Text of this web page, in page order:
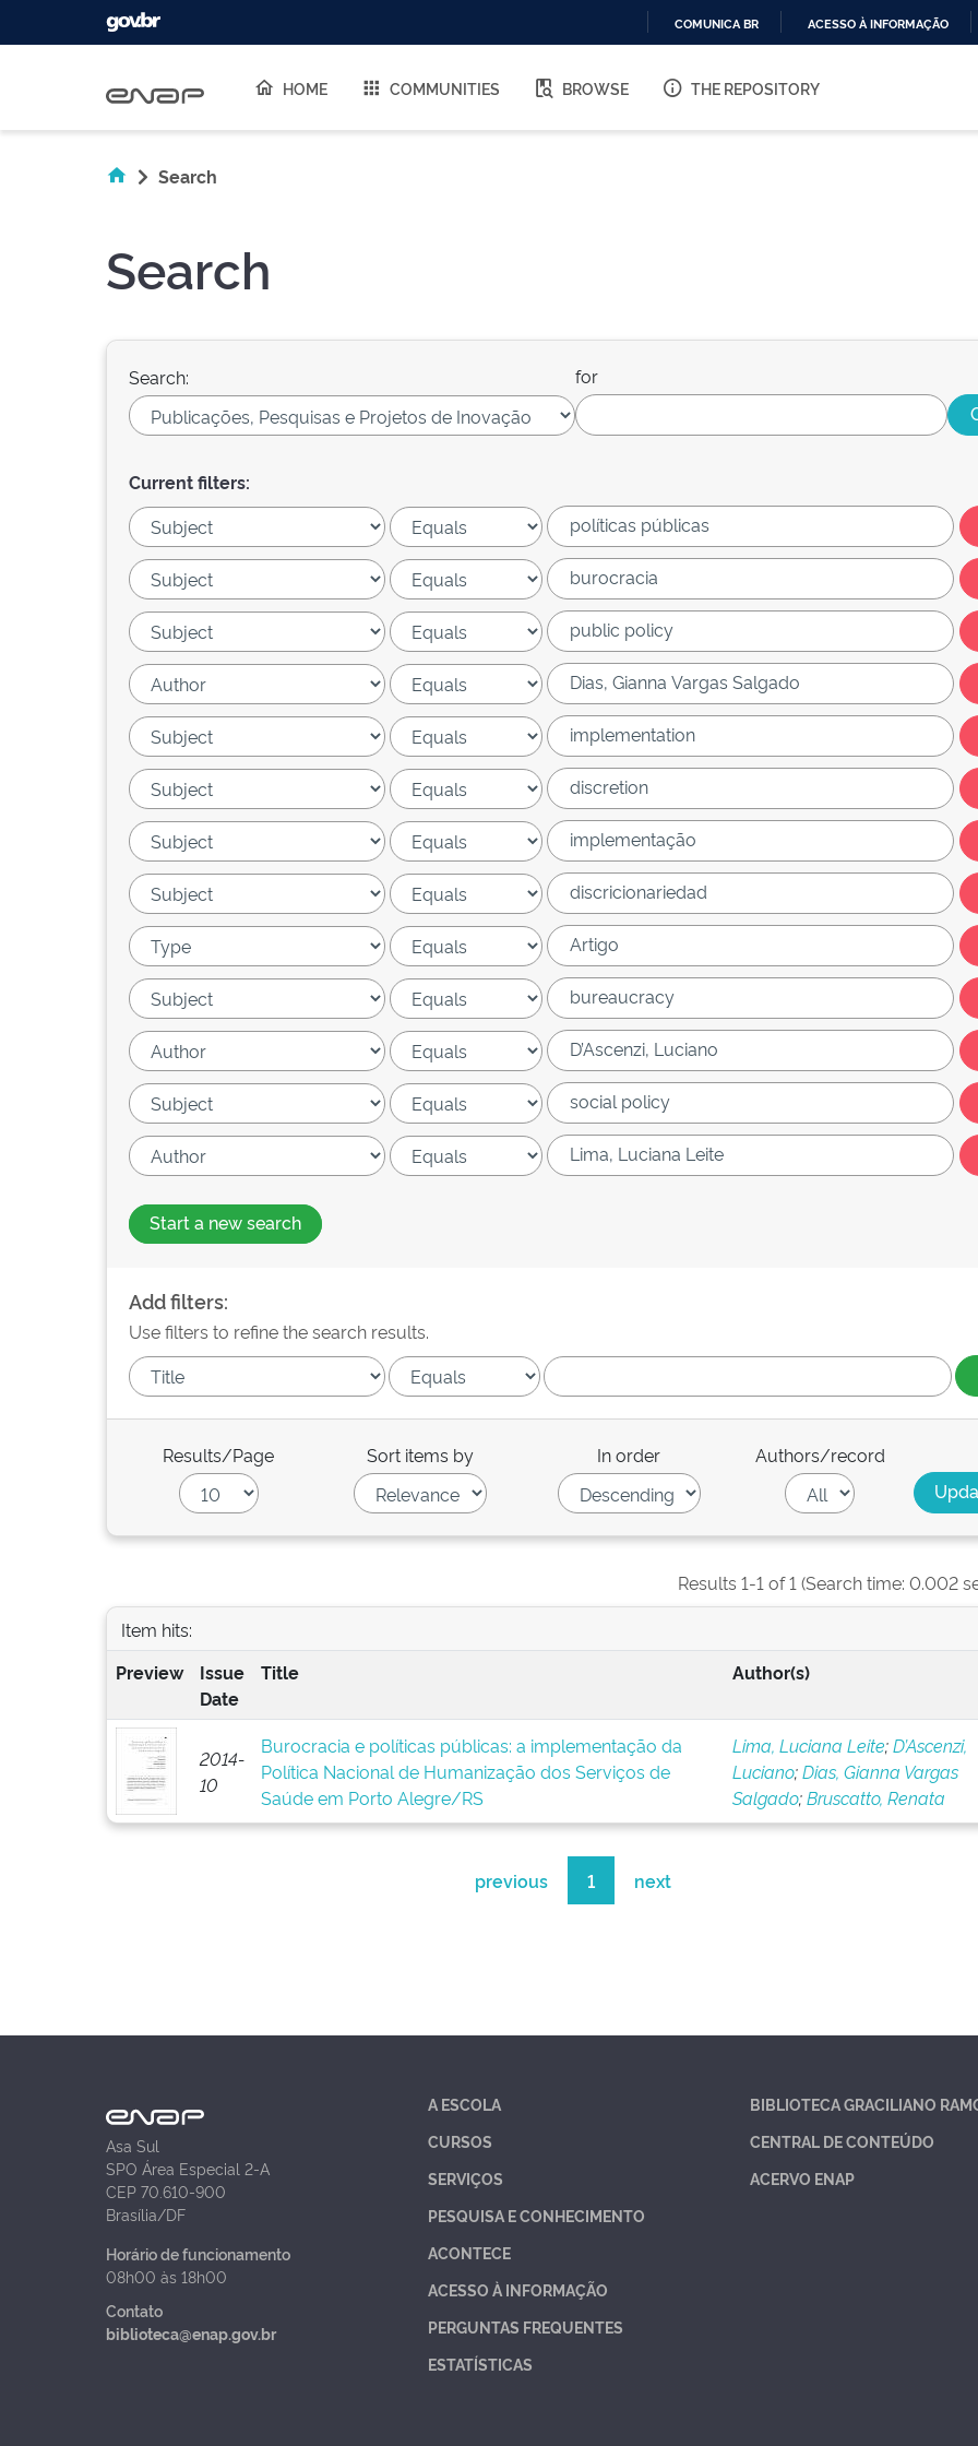
O
COMUNICA BR ACESSO À INFORMAÇÃO
HOME COMMUNITIES BROWSE THE REPOSITORY
Search
Search
Search: for
Current filters:
Start a new search
Add filters:
Use filters to refine the search results.
Results/Page Sort items by In order Authors/record
Results 1-1 of 1 (Search time: 0.002
Item hits:
Preview
Issue
Date
Title Author(s)
2014-
10
Burocracia e políticas públicas: a implementação da
Política Nacional de Humanização dos Serviços de
Saúde em Porto Alegre/RS
Lima, Luciana Leite;D’Ascenzi,
Luciano;Dias, Gianna Vargas
Salgado;Bruscatto, Renata
previous 1 next
Asa Sul
SPO Área Especial 2-A
CEP 70.610-900
Brasília/DF
Horário de funcionamento
08h00 às 18h00
Contato
biblioteca@enap.gov.br
A ESCOLA
CURSOS
SERVIÇOS
PESQUISA E CONHECIMENTO
ACONTECE
ACESSO À INFORMAÇÃO
PERGUNTAS FREQUENTES
ESTATÍSTICAS
BIBLIOTECA GRACILIANO
CENTRAL DE CONTEÚDO
ACERVO ENAP